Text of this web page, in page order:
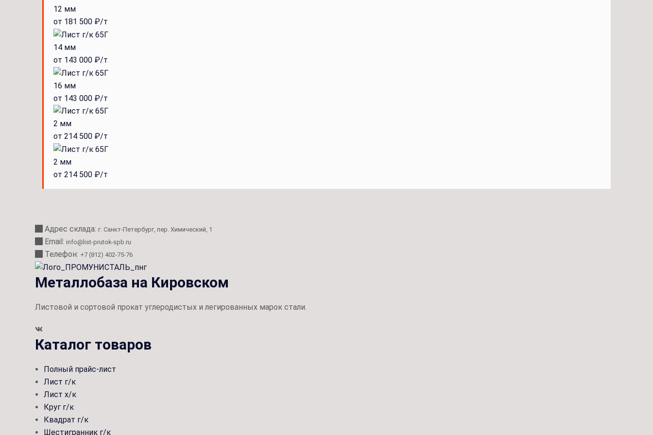
12 мм
от 181 500 ₽/т
14 мм
от 143 000 ₽/т
16 мм
от 143 000 ₽/т
2 мм
от 214 500 ₽/т
2 мм
от 214 500 ₽/т
Адрес склада: г. Санкт-Петербург, пер. Химический, 1
Email: info@list-prutok-spb.ru
Телефон: +7 (812) 402-75-76
Металлобаза на Кировском
Листовой и сортовой прокат углеродистых и легированных марок стали.
Каталог товаров
Полный прайс-лист
Лист г/к
Лист х/к
Круг г/к
Квадрат г/к
Шестигранник г/к